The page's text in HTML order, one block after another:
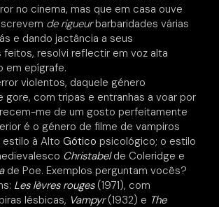
no cinema, mas que em casa ouve
de rigueurbarbaridades várias
e dando jactância a seus
feitos, resolvi reflectir em voz alta
em epígrafe.
violentos, daquele género
gore, com tripas e entranhas a voar por
me de um gosto perfeitamente
é o género de filme de vampiros
estilo à AltoGótico psicológico; o estilo
Christabelde Coleridge e
de Poe. Exemplos perguntam vocês?
Les lèvres rouges(1971), com
lésbicas, Vampyr(1932) e The